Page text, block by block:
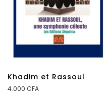
Khadim et Rassoul
4.000 CFA